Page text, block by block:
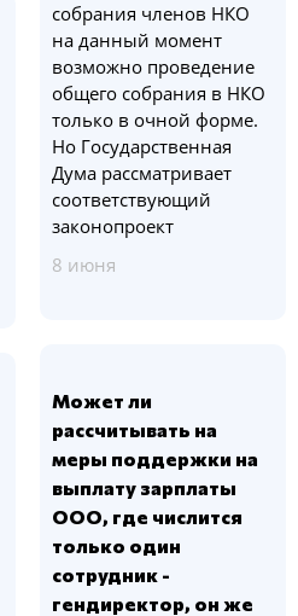
собрания членов НКО
на данный момент
возможно проведение
общего собрания в НКО
только в очной форме.
Но Государственная
Дума рассматривает
соответствующий
законопроект
8 июня
Может ли
рассчитывать на
меры поддержки на
выплату зарплаты
ООО, где числится
только один
сотрудник -
гендиректор, он же